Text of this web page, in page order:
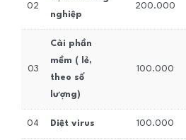
02
nghiệp
200.000
03
Cài phần
mềm ( lẻ,
theo số
lượng)
100.000
04 Diệt virus 100.000